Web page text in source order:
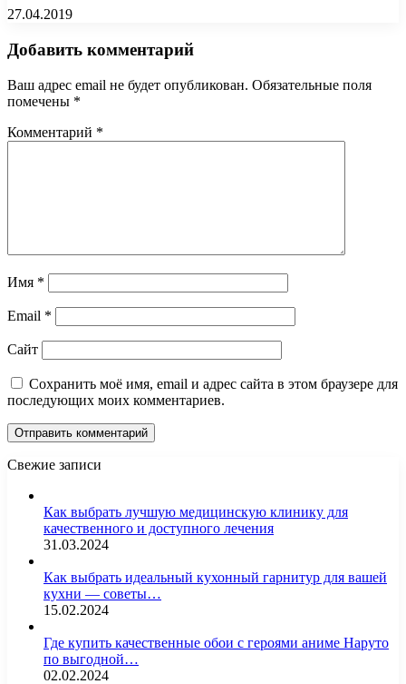
27.04.2019
Добавить комментарий
Ваш адрес email не будет опубликован. Обязательные поля
помечены *
Комментарий *
Имя *
Email *
Сайт
Сохранить моё имя, email и адрес сайта в этом браузере для
последующих моих комментариев.
Свежие записи
Как выбрать лучшую медицинскую клинику для
качественного и доступного лечения
31.03.2024
Как выбрать идеальный кухонный гарнитур для вашей
кухни — советы…
15.02.2024
Где купить качественные обои с героями аниме Наруто
по выгодной…
02.02.2024